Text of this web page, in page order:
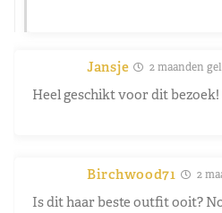
Jansje 2 maanden
Heel geschikt voor dit
Birchwood71 2
Is dit haar beste outfit ooit?